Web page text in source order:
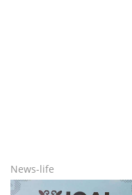
News-life